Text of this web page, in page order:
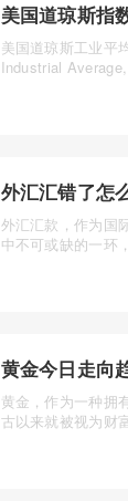
美国道琼斯工业平
Industrial
外汇汇款，作为国
中不可或缺的一环
黄金，作为一种拥
古以来就被视为财